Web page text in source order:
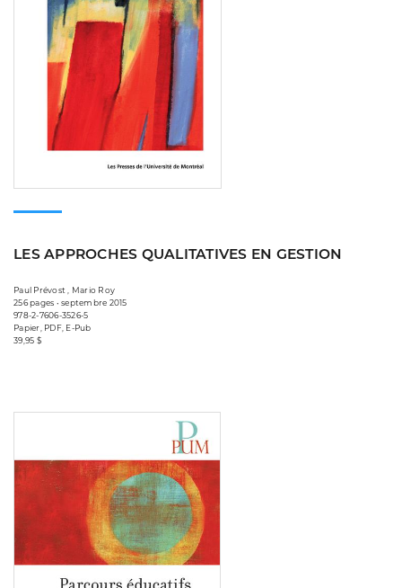
LES APPROCHES QUALITATIVES EN GESTION
Paul Prévost , Mario Roy
256 pages • septembre 2015
978-2-7606-3526-5
Papier, PDF, E-Pub
39,95 $